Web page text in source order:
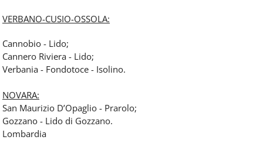
VERBANO-CUSIO-OSSOLA:
Cannobio - Lido;
Cannero Riviera - Lido;
Verbania - Fondotoce - Isolino.
NOVARA:
San Maurizio D’Opaglio - Prarolo;
Gozzano - Lido di Gozzano.
Lombardia